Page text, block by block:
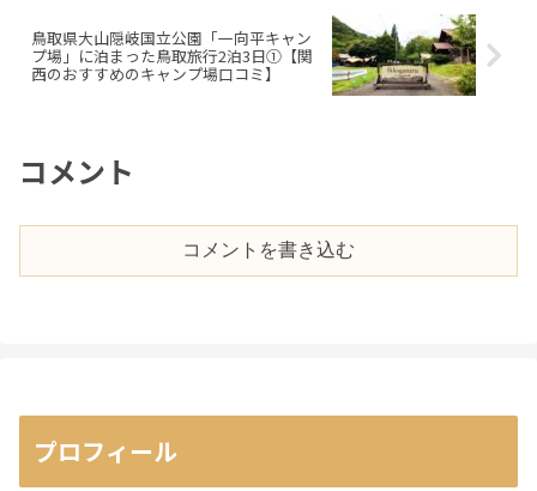
鳥取県大山隠岐国立公園「一向平キャン
プ場」に泊まった鳥取旅行2泊3日①【関
西のおすすめのキャンプ場口コミ】
コメント
コメントを書き込む
プロフィール